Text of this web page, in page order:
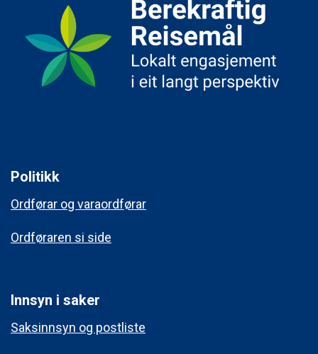
Politikk
Ordførar og varaordførar
Ordføraren si side
Innsyn i saker
Saksinnsyn og postliste